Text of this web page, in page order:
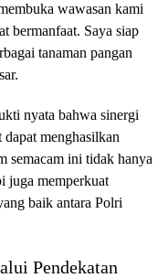
wawasan kami
bermanfaat. Saya siap
tanaman pangan
nyata bahwa sinergi
dapat menghasilkan
semacam ini tidak hanya
juga memperkuat
baik antara Polri
Pendekatan